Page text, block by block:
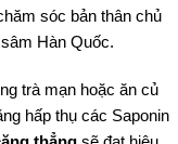
sóc bản thân chủ
Hàn Quốc.
trà mạn hoặc ăn củ
hấp thụ các Saponin